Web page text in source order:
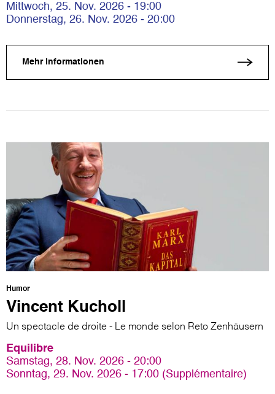
Mittwoch, 25. Nov. 2026 - 19:00
Donnerstag, 26. Nov. 2026 - 20:00
Mehr Informationen
Humor
Vincent Kucholl
Un spectacle de droite - Le monde selon Reto Zenhäusern
Equilibre
Samstag, 28. Nov. 2026 - 20:00
Sonntag, 29. Nov. 2026 - 17:00 (Supplémentaire)